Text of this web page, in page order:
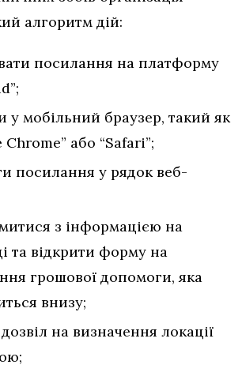
алгоритм дій:
посилання на платформу
у мобільний браузер, такий як
Chrome” або “Safari”;
посилання у рядок веб-
з інформацією на
та відкрити форму на
грошової допомоги, яка
внизу;
на визначення локації